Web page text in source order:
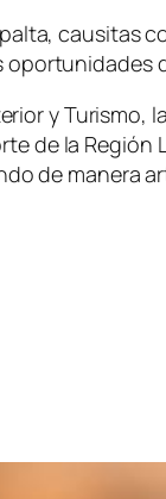
causitas
oportunidades
y Turismo,
de la Región
de manera